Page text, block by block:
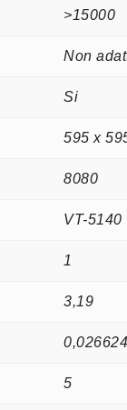
>15000
Non
Si
595 x
8080
VT-5140
1
3,19
0,026624
5